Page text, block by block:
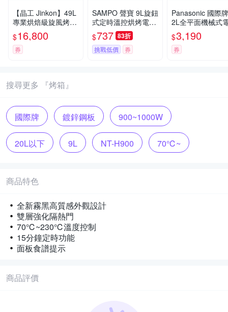
【晶工 Jinkon】49L
專業烘焙級旋風烤箱
JK-8480
$16,800
券
SAMPO 聲寶 9L旋鈕
式定時溫控烘烤電烤
箱 KZ-XF09-
$737 83折
挑戰低價 券
Panasonic 國際
2L全平面機械式
箱 NB-F3200-
$3,190
券
搜尋更多 『烤箱』
國際牌 鍍鋅鋼板 900~1000W
20L以下 9L NT-H900 70℃~
商品特色
全新霧黑高質感外觀設計
雙層強化隔熱門
70℃~230℃溫度控制
15分鐘定時功能
面板食譜提示
商品評價